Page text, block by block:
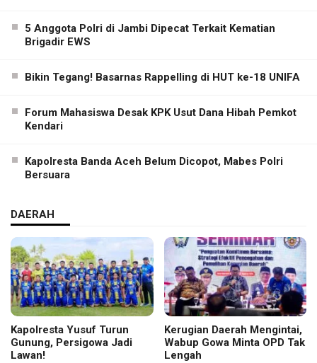
5 Anggota Polri di Jambi Dipecat Terkait Kematian
Brigadir EWS
Bikin Tegang! Basarnas Rappelling di HUT ke-18 UNIFA
Forum Mahasiswa Desak KPK Usut Dana Hibah Pemkot
Kendari
Kapolresta Banda Aceh Belum Dicopot, Mabes Polri
Bersuara
DAERAH
Kapolresta Yusuf Turun
Gunung, Persigowa Jadi
Lawan!
Kerugian Daerah Mengintai,
Wabup Gowa Minta OPD Tak
Lengah